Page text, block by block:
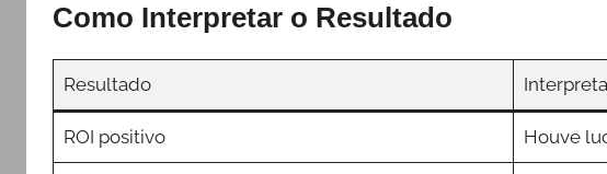
Como Interpretar o Resultado
Resultado
ROI positivo Houve